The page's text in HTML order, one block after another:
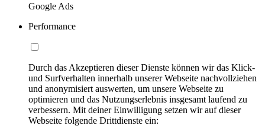
Google Ads
Performance
Durch das Akzeptieren dieser Dienste können wir das Klick-
und Surfverhalten innerhalb unserer Webseite nachvollziehen
und anonymisiert auswerten, um unsere Webseite zu
optimieren und das Nutzungserlebnis insgesamt laufend zu
verbessern. Mit deiner Einwilligung setzen wir auf dieser
Webseite folgende Drittdienste ein: